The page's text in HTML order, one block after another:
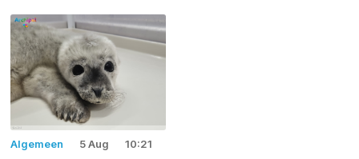
Algemeen 5 Aug 10:21